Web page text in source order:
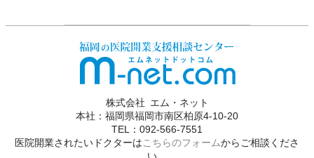
株式会社 エム・ネット
本社：福岡県福岡市南区柏原4-10-20
TEL：092-566-7551
医院開業されたいドクターは こちらのフォームからご相談くださ